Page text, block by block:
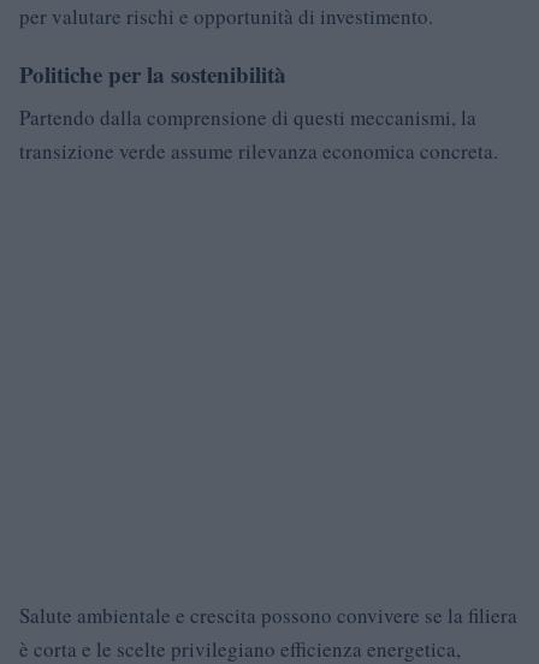
per valutare rischi e opportunità di investimento.
Politiche per la sostenibilità
Partendo dalla comprensione di questi meccanismi, la
transizione verde assume rilevanza economica concreta.
Salute ambientale e crescita possono convivere se la filiera
è corta e le scelte privilegiano efficienza energetica,